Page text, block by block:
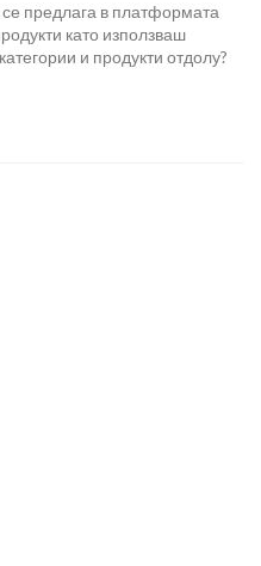
предлага в платформата
като използваш
и продукти отдолу?